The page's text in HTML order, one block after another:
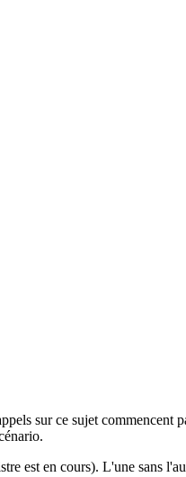
sur ce sujet commencent
est en cours). L'une sans